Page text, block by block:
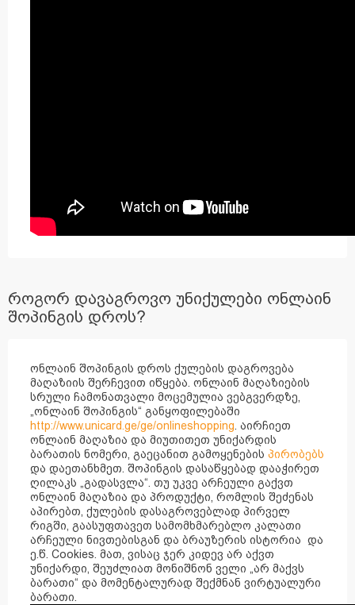
როგორ დავაგროვო უნიქულები ონლაინ
შოპინგის დროს?
ონლაინ შოპინგის დროს ქულების დაგროვება
მაღაზიის შერჩევით იწყება. ონლაინ მაღაზიების
სრული ჩამონათვალი მოცემულია ვებგვერდზე,
„ონლაინ შოპინგის“ განყოფილებაში
http://www.unicard.ge/ge/onlineshopping. აირჩიეთ
ონლაინ მაღაზია და მიუთითეთ უნიქარდის
ბარათის ნომერი, გაეცანით გამოყენების პირობებს
და დაეთანხმეთ. შოპინგის დასაწყებად დააჭირეთ
ღილაკს „გადასვლა“. თუ უკვე არჩეული გაქვთ
ონლაინ მაღაზია და პროდუქტი, რომლის შეძენას
აპირებთ, ქულების დასაგროვებლად პირველ
რიგში, გაასუფთავეთ სამომხმარებლო კალათი
არჩეული ნივთებისგან და ბრაუზერის ისტორია და
ე.წ. Cookies. მათ, ვისაც ჯერ კიდევ არ აქვთ
უნიქარდი, შეუძლიათ მონიშნონ ველი „არ მაქვს
ბარათი“ და მომენტალურად შექმნან ვირტუალური
ბარათი.